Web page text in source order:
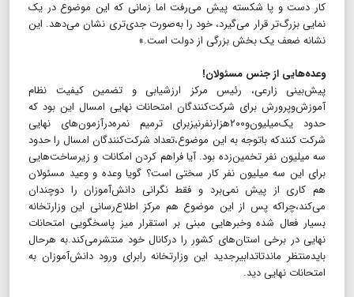
کار دست و پا شکسته پیش می‌رفت اما زمانی که این موضوع در یک
نمایی بزرگ‌تر قرار می‌گیرد، خود را به‌صورت جدی‌تری نشان می‌دهد. این
نشانه ضعف یک بخش بزرگی از دولت است.»
وعده‌هایی از جنس مسئولان!
پیش‌بینی زارعی، رئیس مرکز ارزشیابی و تضمین کیفیت نظام
آموزش‌و‌پرورش برای شرکت‌کنندگان امتحانات نهایی امسال این بود که
حدود یک‌میلیون‌و۲۰۰هزارنفرنیزبرای ترمیم نمره‌درآزمون‌های نهایی
شرکت کنندکه باتوجه به این موضوع،تعداد شرکت‌کنندگان امسال را حدود
سه میلیون نفر تخمین‌زده بود. آیا فراهم کردن امکانات و زیرساخت‌هایی
برای این سه میلیون نفر کار سختی است؟ گویا وعده و وعید مسئولان
هم کاری از پیش نمی‌برد و فقط نگرانی دانش‌آموزان را دو‌چندان
می‌کند،چراکه پس از این موضوع هم مرکز اطلاع‌رسانی این وزارتخانه
بسیار فعال شده وخبرهایی مبنی بر استقرار میز پاسخگویی امتحانات
نهایی در برخی استان‌های کشور را درکانال خود منتشرمی‌کند.به هرحال
بایدمنتظر ماندتاتدابیرجدید این وزارتخانه رابرای ورود دانش‌آموزان به
امتحانات نهایی دید.